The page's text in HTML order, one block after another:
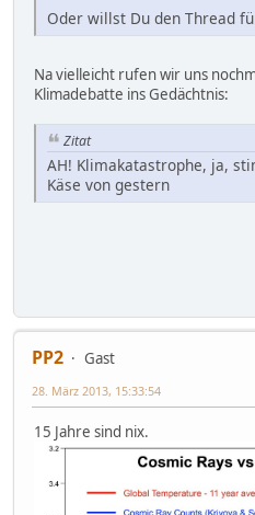
Oder willst Du den Thread
Na vielleicht rufen wir uns
Klimadebatte ins Gedächtnis:
Zitat
AH! Klimakatastrophe, ja,
Käse von gestern
PP2
Gast
28. März 2013, 15:33:54
15 Jahre sind nix.